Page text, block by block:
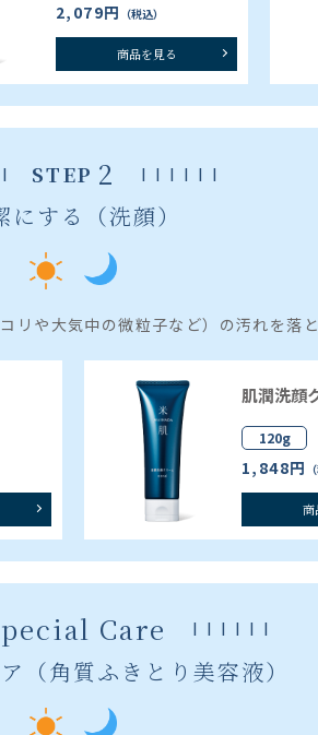
2,079円 （税込）
商品を見る
STEP 2
にする（洗顔）
リや大気中の微粒子など）の汚れを落と
肌潤洗顔
120g
1,848円
商
Care
（角質ふきとり美容液）